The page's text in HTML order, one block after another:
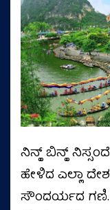
ನಿನ್ಹ್ ಬಿನ್ಹ್
ಹೇಳಿದ ಎಲ್ಲಾ
ಸೌಂದರ್ಯದ ಗಣಿ.